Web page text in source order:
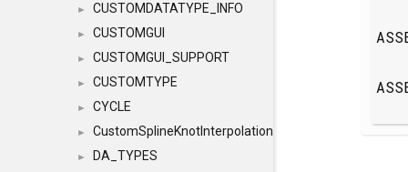
► CUSTOMDATATYPE_INFO
► CUSTOMGUI
► CUSTOMGUI_SUPPORT
► CUSTOMTYPE
► CYCLE
► CustomSplineKnotInterpolation
► DA_TYPES